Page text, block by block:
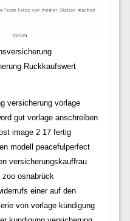
Ruckkaufswert
versicherung vorlage
gut vorlage anschreiben
image 2 17 fertig
modell peacefulperfect
versicherungskauffrau
zoo osnabrück
einer auf den
von vorlage kündigung